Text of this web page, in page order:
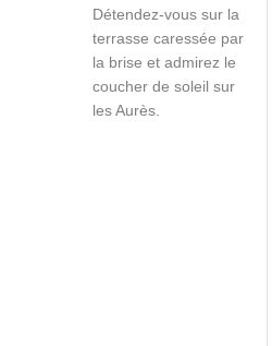
Détendez-vous sur la
terrasse caressée par
la brise et admirez le
coucher de soleil sur
les Aurès.